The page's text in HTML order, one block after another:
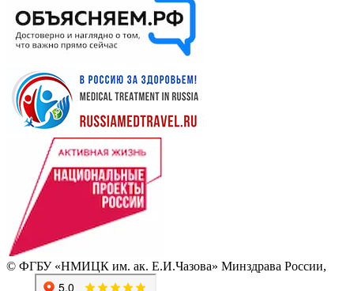
© ФГБУ «НМИЦК им. ак. Е.И.Чазова» Минздрава России,